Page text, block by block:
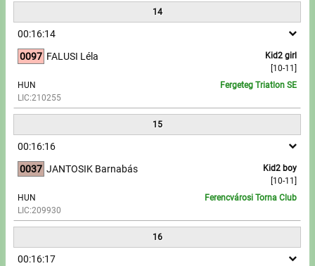
14
00:16:14
0097
Kid2 girl
[10-11]
FALUSI Léla
HUN
LIC:210255
Fergeteg Triatlon SE
15
00:16:16
0037
Kid2 boy
[10-11]
JANTOSIK Barnabás
HUN
LIC:209930
Ferencvárosi Torna Club
16
00:16:17